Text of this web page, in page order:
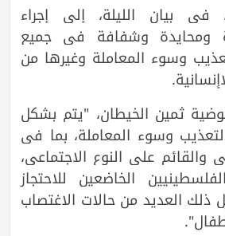
في بيان الليلة، إلى إجراء
ومحايدة وشفافة في جميع
وسوء المعاملة وغيرها من
ثمين الخيطان، "يتم بشكل
وسوء المعاملة، بما في
على النوع الاجتماعي،
الخاضعين للاحتجاز
ذلك العديد من حالات الاغتصاب